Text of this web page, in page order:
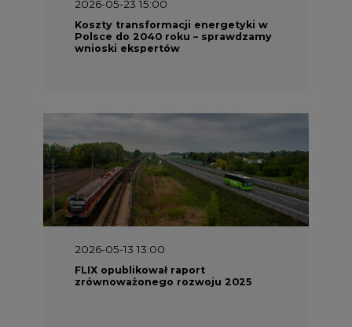
2026-05-13 13:00
FLIX opublikował raport
zrównoważonego rozwoju 2025
2026-05-11 10:30
Emitel prezentuje Raport ESG za
2025 rok